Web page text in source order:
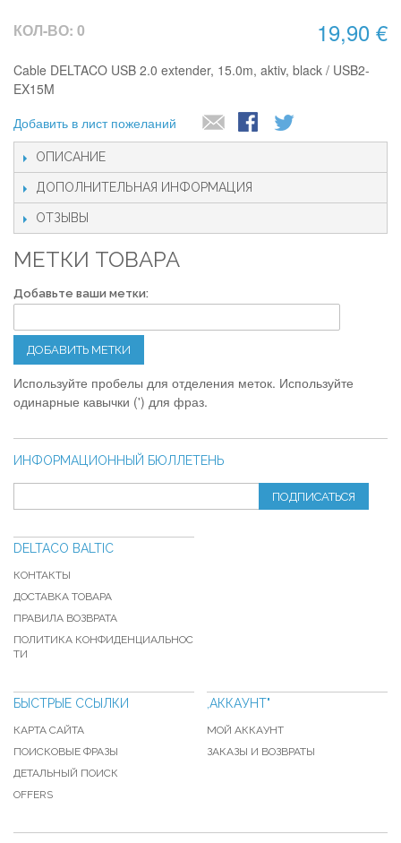
19,90 €
КОЛ-ВО: 0
Cable DELTACO USB 2.0 extender, 15.0m, aktiv, black / USB2-
EX15M
Добавить в лист пожеланий
ОПИСАНИЕ
ДОПОЛНИТЕЛЬНАЯ ИНФОРМАЦИЯ
ОТЗЫВЫ
МЕТКИ ТОВАРА
Добавьте ваши метки:
ДОБАВИТЬ МЕТКИ
Используйте пробелы для отделения меток. Используйте
одинарные кавычки (') для фраз.
ИНФОРМАЦИОННЫЙ БЮЛЛЕТЕНЬ
ПОДПИСАТЬСЯ
DELTACO BALTIC
КОНТАКТЫ
ДОСТАВКА ТОВАРА
ПРАВИЛА ВОЗВРАТА
ПОЛИТИКА КОНФИДЕНЦИАЛЬНОС
ТИ
БЫСТРЫЕ ССЫЛКИ
КАРТА САЙТА
ПОИСКОВЫЕ ФРАЗЫ
ДЕТАЛЬНЫЙ ПОИСК
OFFERS
,АККАУНТ"
МОЙ АККАУНТ
ЗАКАЗЫ И ВОЗВРАТЫ